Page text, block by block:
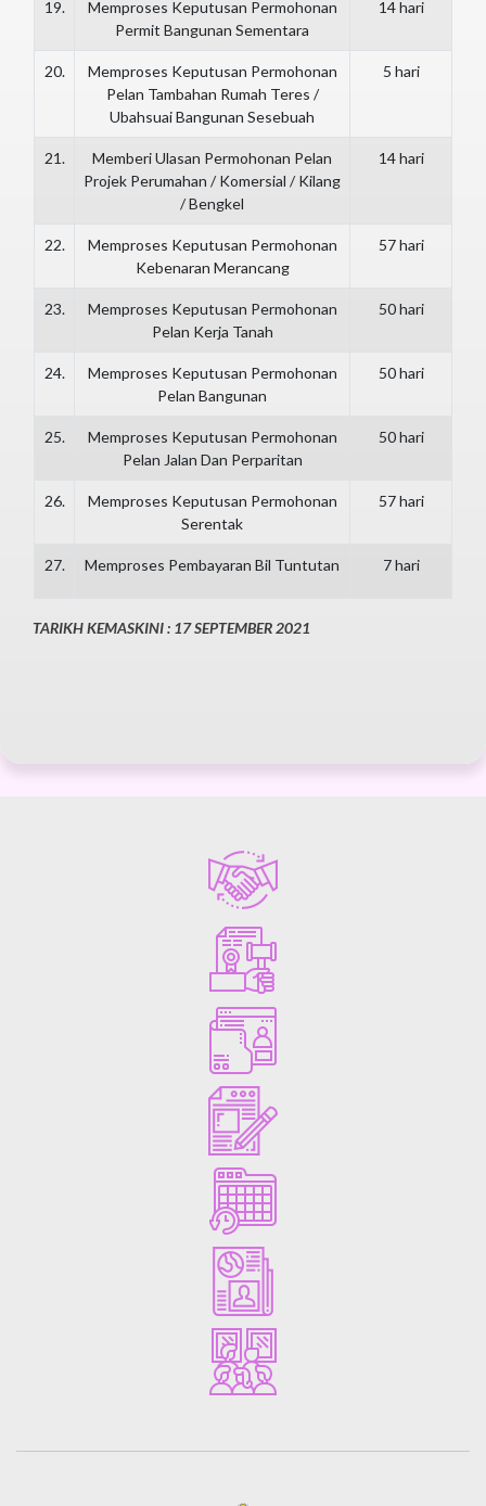
19.
Memproses Keputusan Permohonan
Permit Bangunan Sementara
14 hari
20.
Memproses Keputusan Permohonan
Pelan Tambahan Rumah Teres /
Ubahsuai Bangunan Sesebuah
5 hari
21.
Memberi Ulasan Permohonan Pelan
Projek Perumahan / Komersial / Kilang
/ Bengkel
14 hari
22.
Memproses Keputusan Permohonan
Kebenaran Merancang
57 hari
23.
Memproses Keputusan Permohonan
Pelan Kerja Tanah
50 hari
24.
Memproses Keputusan Permohonan
Pelan Bangunan
50 hari
25.
Memproses Keputusan Permohonan
Pelan Jalan Dan Perparitan
50 hari
26.
Memproses Keputusan Permohonan
Serentak
57 hari
27. Memproses Pembayaran Bil Tuntutan 7 hari
TARIKH KEMASKINI : 17 SEPTEMBER 2021